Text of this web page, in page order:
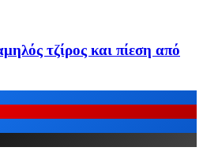
τζίρος και πίεση από